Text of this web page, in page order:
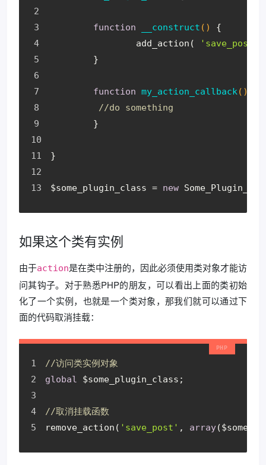
function __construct ( )
{
add_action ( 'save_post'
}
function my_action_callback( )
//do something
}
}
$some_plugin_class = new
如果这个类有实例
由于action是在类中注册的，因此必须使用类对象才能访
问其钩子。对于熟悉PHP的朋友，可以看出上面的类初始
化了一个实例，也就是一个类对象，那我们就可以通过下
面的代码取消挂载：
//访问类实例对象
global
$some_plugin_class ;
//取消挂载函数
remove_action ( 'save_post' , array(